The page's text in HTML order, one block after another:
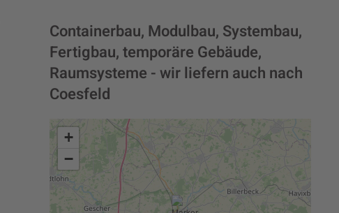
Containerbau, Modulbau, Systembau,
Fertigbau, temporäre Gebäude,
Raumsysteme - wir liefern auch nach
Coesfeld
+
−